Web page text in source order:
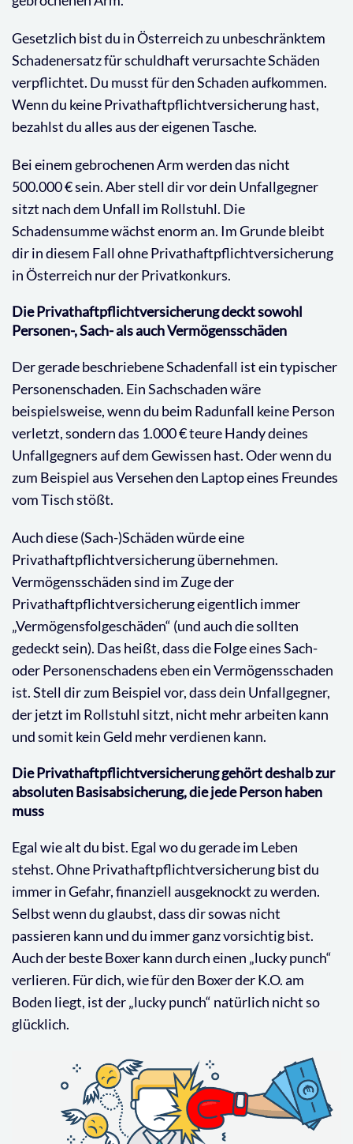
Gesetzlich bist du in Österreich zu unbeschränktem
Schadenersatz für schuldhaft verursachte Schäden
verpflichtet. Du musst für den Schaden aufkommen.
Wenn du keine Privathaftpflichtversicherung hast,
bezahlst du alles aus der eigenen Tasche.
Bei einem gebrochenen Arm werden das nicht
500.000 € sein. Aber stell dir vor dein Unfallgegner
sitzt nach dem Unfall im Rollstuhl. Die
Schadensumme wächst enorm an. Im Grunde bleibt
dir in diesem Fall ohne Privathaftpflichtversicherung
in Österreich nur der Privatkonkurs.
Die Privathaftpflichtversicherung deckt sowohl
Personen-, Sach- als auch Vermögensschäden
Der gerade beschriebene Schadenfall ist ein typischer
Personenschaden. Ein Sachschaden wäre
beispielsweise, wenn du beim Radunfall keine Person
verletzt, sondern das 1.000 € teure Handy deines
Unfallgegners auf dem Gewissen hast. Oder wenn du
zum Beispiel aus Versehen den Laptop eines Freundes
vom Tisch stößt.
Auch diese (Sach-)Schäden würde eine
Privathaftpflichtversicherung übernehmen.
Vermögensschäden sind im Zuge der
Privathaftpflichtversicherung eigentlich immer
„Vermögensfolgeschäden“ (und auch die sollten
gedeckt sein). Das heißt, dass die Folge eines Sach-
oder Personenschadens eben ein Vermögensschaden
ist. Stell dir zum Beispiel vor, dass dein Unfallgegner,
der jetzt im Rollstuhl sitzt, nicht mehr arbeiten kann
und somit kein Geld mehr verdienen kann.
Die Privathaftpflichtversicherung gehört deshalb zur
absoluten Basisabsicherung, die jede Person haben
muss
Egal wie alt du bist. Egal wo du gerade im Leben
stehst. Ohne Privathaftpflichtversicherung bist du
immer in Gefahr, finanziell ausgeknockt zu werden.
Selbst wenn du glaubst, dass dir sowas nicht
passieren kann und du immer ganz vorsichtig bist.
Auch der beste Boxer kann durch einen „lucky punch“
verlieren. Für dich, wie für den Boxer der K.O. am
Boden liegt, ist der „lucky punch“ natürlich nicht so
glücklich.